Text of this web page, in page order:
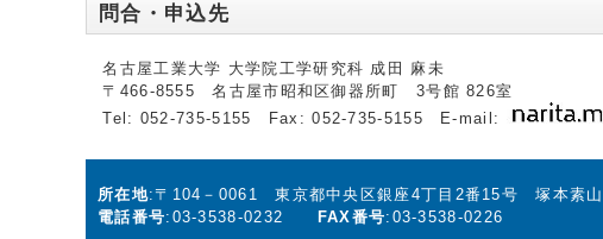
問合・申込先
名古屋工業大学 大学院工学研究科 成田 麻未
〒466-8555 名古屋市昭和区御器所町 3号館 826室
Tel: 052-735-5155 Fax: 052-735-5155 E-mail:
所在地:〒104－0061 東京都中央区銀座4丁目2番15号 塚本素山
電話番号:03-3538-0232 FAX番号:03-3538-0226